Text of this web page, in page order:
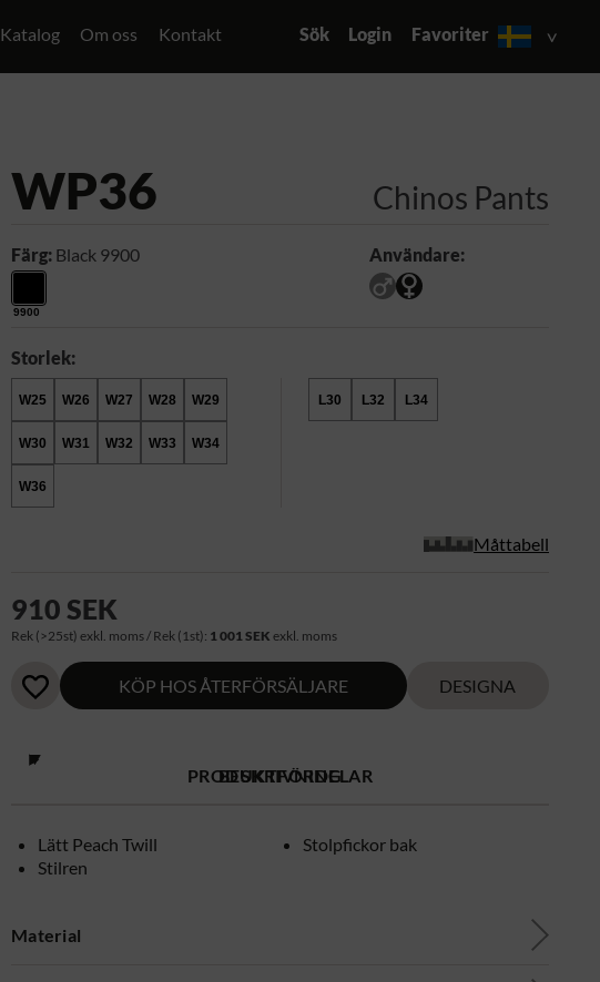
Katalog Om oss Kontakt Sök Login Favoriter
WP36 Chinos Pants
Färg: Black 9900
9900
Användare:
Storlek:
W25 W26 W27 W28 W29
W30 W31 W32 W33 W34
W36
L30 L32 L34
Måttabell
910 SEK
Rek (>25st) exkl. moms / Rek (1st): 1 001 SEK exkl. moms
KÖP HOS ÅTERFÖRSÄLJARE DESIGNA
PRODUKTFÖRDELAR
Lätt Peach Twill
Stilren
Stolpfickor bak
BESKRIVNING
Material